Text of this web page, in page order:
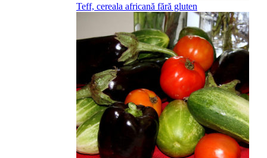
Teff, cereala africană fără gluten